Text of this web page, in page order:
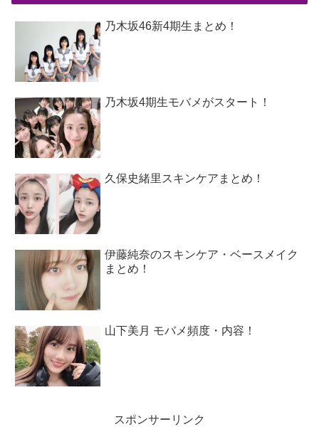
乃木坂46新4期生まとめ！
乃木坂4期生モバメがスタート！
久保史緒里スキンケアまとめ！
伊藤純奈のスキンケア・ベースメイク
まとめ！
山下美月 モバメ頻度・内容！
スポンサーリンク